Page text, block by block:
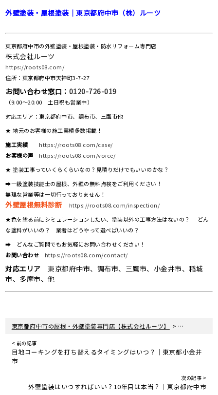
外壁塗装・屋根塗装｜東京都府中市（株）ルーツ
東京都府中市の外壁塗装・屋根塗装・防水リフォーム専門店
株式会社ルーツ
https://roots08.com/
住所：東京都府中市天神町3-7-27
お問い合わせ窓口： 0120-726-019
（9:00～20:00 土日祝も営業中）
対応エリア：東京都府中市、調布市、三鷹市他
★ 地元のお客様の施工実績多数掲載！
施工実績
https://roots08.com/case/
お客様の声
https://roots08.com/voice/
★ 塗装工事っていくらくらいなの？見積りだけでもいいのかな？
➡一級塗装技能士の屋根、外壁の無料点検をご利用ください！
無理な営業等は一切行っておりません！
外壁屋根無料診断
https://roots08.com/inspection/
★色を塗る前にシミュレーションしたい、塗装以外の工事方法はないの？ どん
な塗料がいいの？ 業者はどうやって選べばいいの？
➡ どんなご質問でもお気軽にお問い合わせください！
お問い合わせ
https://roots08.com/contact/
対応エリア 東京都府中市、調布市、三鷹市、小金井市、稲城
市、多摩市、他
東京都府中市の屋根・外壁塗装専門店【株式会社ルーツ】 > 新着情報
< 前の記事
目地コーキングを打ち替えるタイミングはいつ？｜東京都小金井
市
次の記事 >
外壁塗装はいつすればいい？10年目は本当？｜東京都府中市